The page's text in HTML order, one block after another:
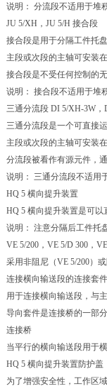
说明： 分流段不适用于堆
JU 5/XH，JU 5/H 接合段
接合段是用于分隔工件托
主段或次段的主轴可安装
接合段是不受任何控制的
说明： 接合段不适用于堆
三通分流段 DI 5/XH-3W，
三通分流段是一个可直接
主段或次段的主轴可安装
分流段被看作有源元件，
说明： 三通分流段不适用
HQ 5 横向提升装置
HQ 5 横向提升装置是可
说明： 注意分隔后工件托
VE 5/200，VE 5/D 300，
采用非阻尼（VE 5/200）
连接横向输送段的连接套件
用于连接横向输送段，与
导向套件是连接桥的一部
连接桥
当平行的横向输送段用于
HQ 5 横向提升装置防护盖
为了增强安全性，工作区